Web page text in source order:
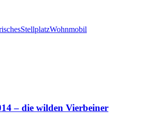
StellplatzWohnmobil
– die wilden Vierbeiner